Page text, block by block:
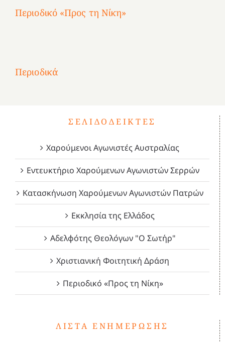
Περιοδικό «Προς τη Νίκη»
Περιοδικά
1821
Δεκέμβριος
2023!
Μάιος
2023!
Μάρτιος
2023!
ΣΕΛΙΔΟΔΕΊΚΤΕΣ
Χαρούμενοι Αγωνιστές Αυστραλίας
Εντευκτήριο Χαρούμενων Αγωνιστών Σερρών
Κατασκήνωση Χαρούμενων Αγωνιστών Πατρών
Εκκλησία της Ελλάδος
Αδελφότης Θεολόγων "Ο Σωτήρ"
Χριστιανική Φοιτητική Δράση
Περιοδικό «Προς τη Νίκη»
ΛΊΣΤΑ ΕΝΗΜΈΡΩΣΗΣ